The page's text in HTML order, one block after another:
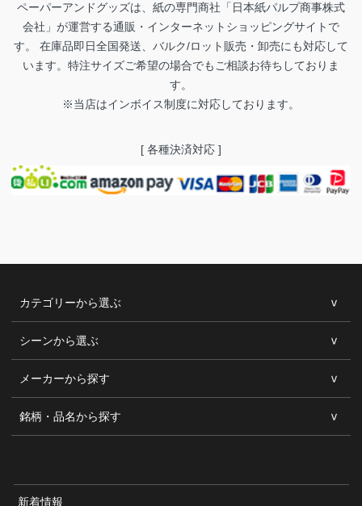
ペーパーアンドグッズは、紙の専門商社「日本紙パルプ商事株式
会社」が運営する通販・インターネットショッピングサイトで
す。 在庫品即日全国発送、バルク/ロット販売・卸売にも対応して
います。特注サイズご希望の場合でもご相談お待ちしておりま
す。
※当店はインボイス制度に対応しております。
[ 各種決済対応 ]
カテゴリーから選ぶ
シーンから選ぶ
メーカーから探す
銘柄・品名から探す
新着情報